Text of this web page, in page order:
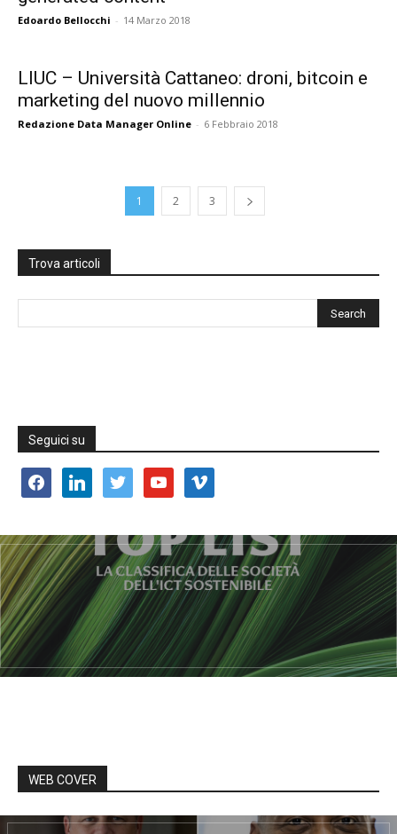
Edoardo Bellocchi - 14 Marzo 2018
LIUC – Università Cattaneo: droni, bitcoin e
marketing del nuovo millennio
Redazione Data Manager Online - 6 Febbraio 2018
1 2 3
Trova articoli
Seguici su
facebooklinkedin twitter youtube vimeo
WEB COVER